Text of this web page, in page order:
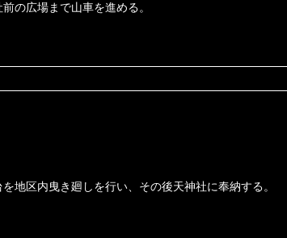
の広場まで山車を進める。
地区内曳き廻しを行い、その後天神社に奉納する。